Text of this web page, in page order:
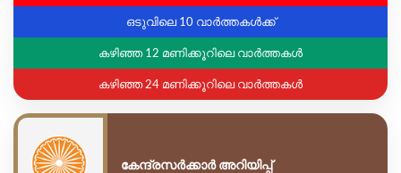
ഒടുവിലെ 10 വാർത്തകൾക്ക്
കഴിഞ്ഞ 12 മണിക്കൂറിലെ വാർത്തകൾ
കഴിഞ്ഞ 24 മണിക്കൂറിലെ വാർത്തകൾ
കേന്ദ്രസർക്കാർ അറിയിപ്പ്